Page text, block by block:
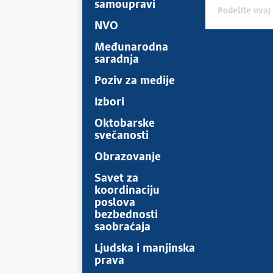
samoupravi
NVO
Međunarodna
saradnja
Poziv za medije
Izbori
Oktobarske
svečanosti
Obrazovanje
Savet za
koordinaciju
poslova
bezbednosti
saobraćaja
Ljudska i manjinska
prava
Podelite ovaj